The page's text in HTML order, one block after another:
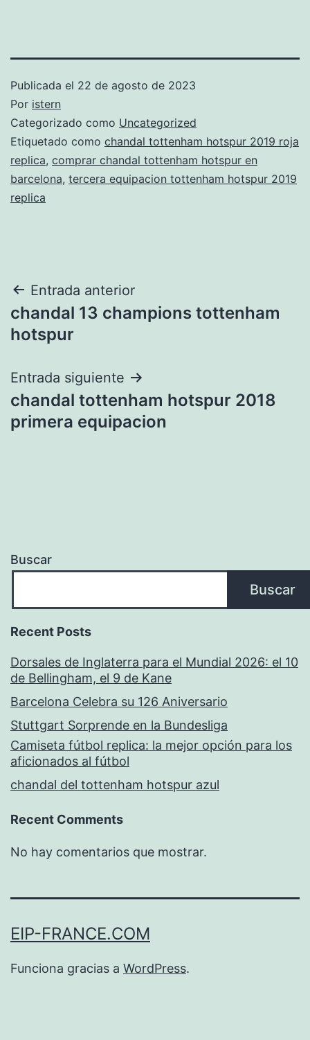
Publicada el 22 de agosto de 2023
Por istern
Categorizado como Uncategorized
Etiquetado como chandal tottenham hotspur 2019 roja
replica, comprar chandal tottenham hotspur en
barcelona, tercera equipacion tottenham hotspur 2019
replica
Navegación
de
Entrada anterior
chandal 13 champions tottenham
hotspur
Entrada siguiente
chandal tottenham hotspur 2018
primera equipacion
Buscar
Buscar
Recent Posts
Dorsales de Inglaterra para el Mundial 2026: el 10
de Bellingham, el 9 de Kane
Barcelona Celebra su 126 Aniversario
Stuttgart Sorprende en la Bundesliga
Camiseta fútbol replica: la mejor opción para los
aficionados al fútbol
chandal del tottenham hotspur azul
Recent Comments
No hay comentarios que mostrar.
EIP-FRANCE.COM
Funciona gracias a WordPress.